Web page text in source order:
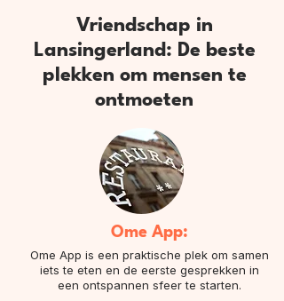
Vriendschap in
Lansingerland: De beste
plekken om mensen te
ontmoeten
Ome App:
Ome App is een praktische plek om samen
iets te eten en de eerste gesprekken in
een ontspannen sfeer te starten.